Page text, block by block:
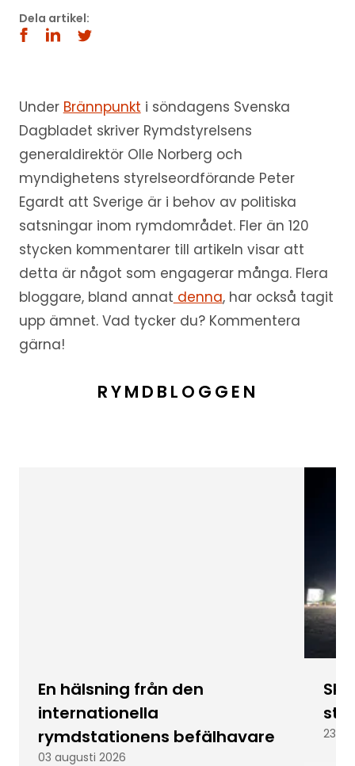
Dela artikel:
Under Brännpunkt i söndagens Svenska
Dagbladet skriver Rymdstyrelsens
generaldirektör Olle Norberg och
myndighetens styrelseordförande Peter
Egardt att Sverige är i behov av politiska
satsningar inom rymdområdet. Fler än 120
stycken kommentarer till artikeln visar att
detta är något som engagerar många. Flera
bloggare, bland annat denna, har också tagit
upp ämnet. Vad tycker du? Kommentera
gärna!
RYMDBLOGGEN
En hälsning från den
internationella
rymdstationens befälhavare
03 augusti 2026
23